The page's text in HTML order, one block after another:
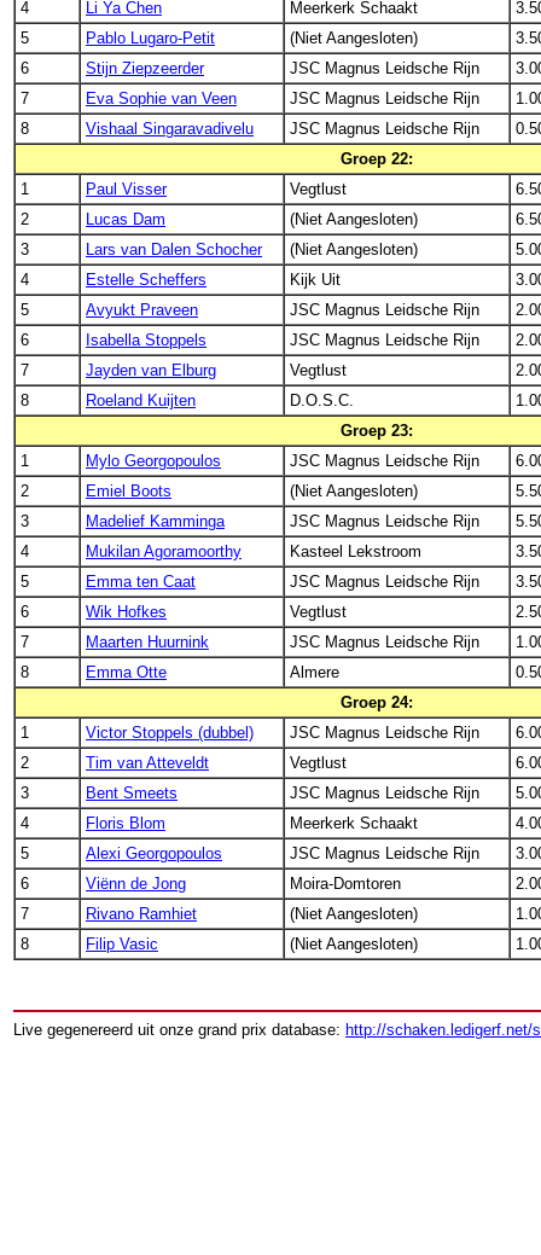
4
Li Ya Chen Meerkerk Schaakt
5
Pablo Lugaro-Petit (Niet Aangesloten)
6
Stijn Ziepzeerder JSC Magnus Leidsche Rijn
7
Eva Sophie van Veen JSC Magnus Leidsche Rijn
8
Vishaal Singaravadivelu JSC Magnus Leidsche Rijn
Groep 22:
1
Paul Visser Vegtlust
2
Lucas Dam (Niet Aangesloten)
3
Lars van Dalen Schocher (Niet Aangesloten)
4
Estelle Scheffers Kijk Uit
5
Avyukt Praveen JSC Magnus Leidsche Rijn
6
Isabella Stoppels JSC Magnus Leidsche Rijn
7
Jayden van Elburg Vegtlust
8
Roeland Kuijten D.O.S.C.
Groep 23:
1
Mylo Georgopoulos JSC Magnus Leidsche Rijn
2
Emiel Boots (Niet Aangesloten)
3
Madelief Kamminga JSC Magnus Leidsche Rijn
4
Mukilan Agoramoorthy Kasteel Lekstroom
5
Emma ten Caat JSC Magnus Leidsche Rijn
6
Wik Hofkes Vegtlust
7
Maarten Huurnink JSC Magnus Leidsche Rijn
8
Emma Otte Almere
Groep 24:
1
Victor Stoppels (dubbel) JSC Magnus Leidsche Rijn
2
Tim van Atteveldt Vegtlust
3
Bent Smeets JSC Magnus Leidsche Rijn
4
Floris Blom Meerkerk Schaakt
5
Alexi Georgopoulos JSC Magnus Leidsche Rijn
6
Viënn de Jong Moira-Domtoren
7
Rivano Ramhiet (Niet Aangesloten)
8
Filip Vasic (Niet Aangesloten)
Live gegenereerd uit onze grand prix database: http://schaken.ledigerf.net/